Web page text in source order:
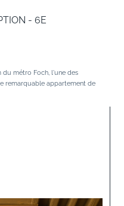
- 6E
métro Foch, l'une des
remarquable appartement de